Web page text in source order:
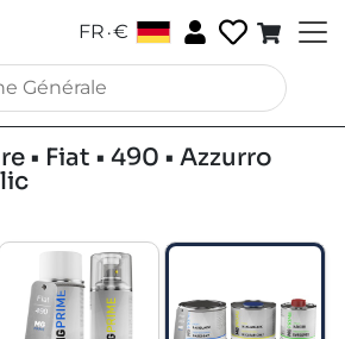
FR .€
• Fiat • 490 • Azzurro